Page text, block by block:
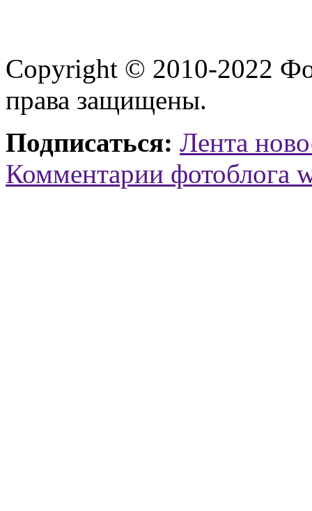
Copyright © 2010-2022
права защищены.
Подписаться: Лента
Комментарии фотоблога